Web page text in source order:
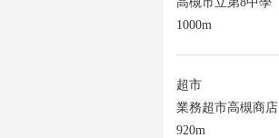
1000m
超市
業務超市高槻商店
920m